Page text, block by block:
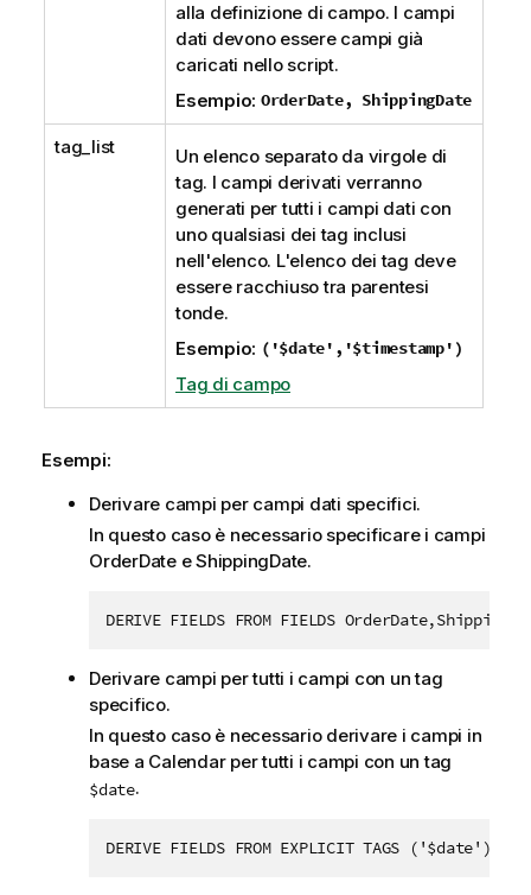
alla definizione di campo. I campi
dati devono essere campi già
caricati nello script.
Esempio: OrderDate, ShippingDate
tag_list
Un elenco separato da virgole di
tag. I campi derivati verranno
generati per tutti i campi dati con
uno qualsiasi dei tag inclusi
nell'elenco. L'elenco dei tag deve
essere racchiuso tra parentesi
tonde.
Esempio: ('$date','$timestamp')
Tag di campo
Esempi:
Derivare campi per campi dati specifici.
In questo caso è necessario specificare i campi
OrderDateeShippingDate.
DERIVE FIELDS FROM FIELDS
Derivare campi per tutti i campi con un tag
specifico.
In questo caso è necessario derivare i campi in
base a Calendarper tutti i campi con un tag
$date.
DERIVE FIELDS FROM EXPLICIT TAGS ('$date')